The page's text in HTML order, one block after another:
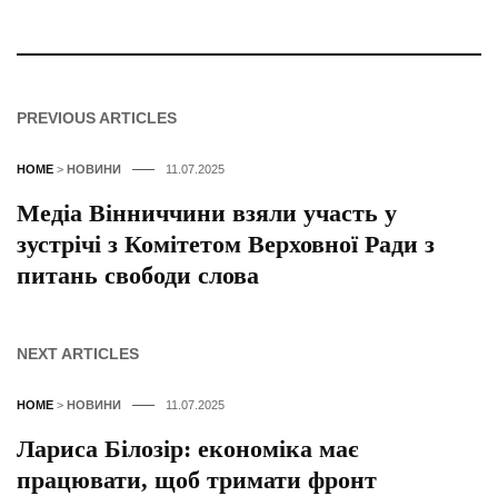
PREVIOUS ARTICLES
HOME > НОВИНИ 11.07.2025
Медіа Вінниччини взяли участь у
зустрічі з Комітетом Верховної Ради з
питань свободи слова
NEXT ARTICLES
HOME > НОВИНИ 11.07.2025
Лариса Білозір: економіка має
працювати, щоб тримати фронт